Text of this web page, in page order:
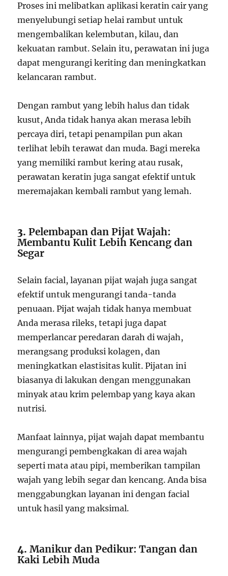
Proses ini melibatkan aplikasi keratin cair yang
menyelubungi setiap helai rambut untuk
mengembalikan kelembutan, kilau, dan
kekuatan rambut. Selain itu, perawatan ini juga
dapat mengurangi keriting dan meningkatkan
kelancaran rambut.
Dengan rambut yang lebih halus dan tidak
kusut, Anda tidak hanya akan merasa lebih
percaya diri, tetapi penampilan pun akan
terlihat lebih terawat dan muda. Bagi mereka
yang memiliki rambut kering atau rusak,
perawatan keratin juga sangat efektif untuk
meremajakan kembali rambut yang lemah.
3.Pelembapan dan Pijat Wajah:
Membantu Kulit Lebih Kencang dan
Segar
Selain facial, layanan pijat wajah juga sangat
efektif untuk mengurangi tanda-tanda
penuaan. Pijat wajah tidak hanya membuat
Anda merasa rileks, tetapi juga dapat
memperlancar peredaran darah di wajah,
merangsang produksi kolagen, dan
meningkatkan elastisitas kulit. Pijatan ini
biasanya di lakukan dengan menggunakan
minyak atau krim pelembap yang kaya akan
nutrisi.
Manfaat lainnya, pijat wajah dapat membantu
mengurangi pembengkakan di area wajah
seperti mata atau pipi, memberikan tampilan
wajah yang lebih segar dan kencang. Anda bisa
menggabungkan layanan ini dengan facial
untuk hasil yang maksimal.
4.Manikur dan Pedikur: Tangan dan
Kaki Lebih Muda